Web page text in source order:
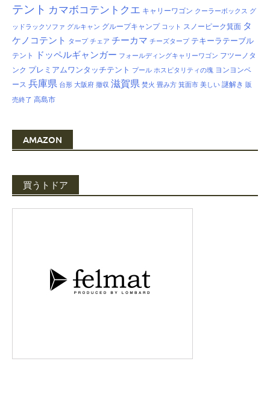
テント カマボコテントクエ キャリーワゴン クーラーボックス グ
ッドラックソファ グルキャン グループキャンプ コット スノーピーク箕面 タ
ケノコテント タープ チェア チーカマ チーズタープ テキーラテーブル
テント ドッペルギャンガー フォールディングキャリーワゴン フツーノタ
ンク プレミアムワンタッチテント プール ホスピタリティの塊 ヨンヨンベ
ース 兵庫県 台形 大阪府 撤収 滋賀県 焚火 畳み方 箕面市 美しい 謎解き 販
売終了 高島市
AMAZON
買うトドア